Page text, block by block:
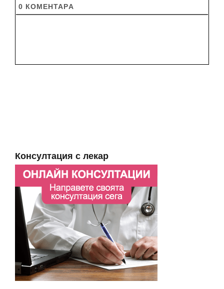
0 КОМЕНТАРA
Консултация с лекар